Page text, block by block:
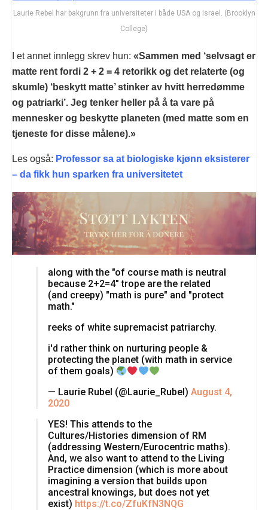
Laurie Rebel har bakgrunn fra universiteter i både USA og Israel. (Brooklyn
College)
I et annet innlegg skrev hun: «Sammen med ‘selvsagt er
matte rent fordi 2 + 2 = 4 retorikk og det relaterte (og
skumle) ‘beskytt matte’ stinker av hvitt herredømme
og patriarki’. Jeg tenker heller på å ta vare på
mennesker og beskytte planeten (med matte som en
tjeneste for disse målene).»
Les også: Professor sa at biologiske kjønn eksisterer
– da fikk hun sparken fra universitetet
along with the "of course math is neutral
because 2+2=4" trope are the related
(and creepy) "math is pure" and "protect
math."
reeks of white supremacist patriarchy.
i'd rather think on nurturing people &
protecting the planet (with math in service
of them goals)
— Laurie Rubel (@Laurie_Rubel) August 4,
2020
YES! This attends to the
Cultures/Histories dimension of RM
(addressing Western/Eurocentric maths).
And, we also want to attend to the Living
Practice dimension (which is more about
imagining a version that builds upon
ancestral knowings, but does not yet
exist) https://t.co/ZfuKfN3NQG